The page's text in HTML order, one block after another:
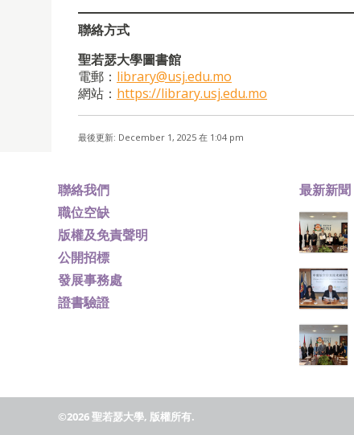
聯絡方式
聖若瑟大學圖書館
電郵： library@usj.edu.mo
網站： https://library.usj.edu.mo
最後更新: December 1, 2025 在 1:04 pm
聯絡我們
職位空缺
版權及免責聲明
公開招標
發展事務處
證書驗證
最新新聞
©2026 聖若瑟大學, 版權所有.